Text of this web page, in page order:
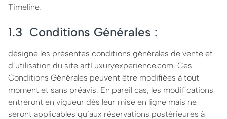
Timeline.
1.3 Conditions Générales :
désigne les présentes conditions générales de vente et
d’utilisation du site artLuxuryexperience.com. Ces
Conditions Générales peuvent être modifiées à tout
moment et sans préavis. En pareil cas, les modifications
entreront en vigueur dès leur mise en ligne mais ne
seront applicables qu’aux réservations postérieures à